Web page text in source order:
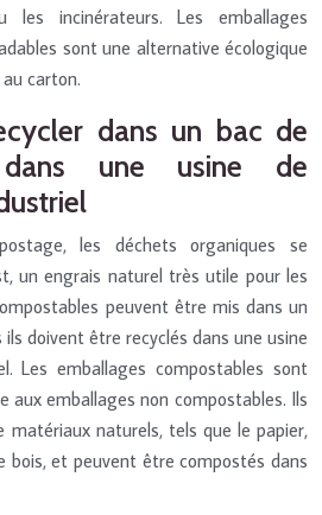
les incinérateurs. Les emballages
sont une alternative écologique
carton.
dans un bac de
dans une usine de
les déchets organiques se
un engrais naturel très utile pour les
peuvent être mis dans un
doivent être recyclés dans une usine
Les emballages compostables sont
aux emballages non compostables. Ils
naturels, tels que le papier,
bois, et peuvent être compostés dans